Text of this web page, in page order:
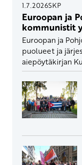
1.7.2026SKP
Euroopan ja
kommunistit
Euroopan ja
puolueet ja
aiepöytäkirjan